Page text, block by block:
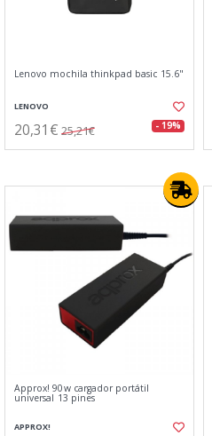
Lenovo mochila thinkpad basic 15.6"
LENOVO
20,31€ 25,21€ - 19%
Approx! 90w cargador portátil
universal 13 pines
APPROX!